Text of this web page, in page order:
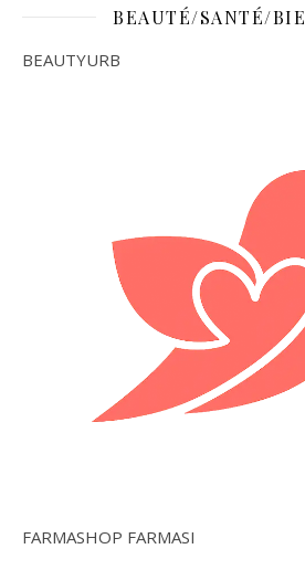
BEAUTÉ/SANTÉ/
BEAUTYURB
FARMASHOP FARMASI